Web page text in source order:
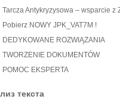
Tarcza Antykryzysowa – wsparcie z
Pobierz NOWY JPK_VAT7M !
DEDYKOWANE ROZWIĄZANIA
TWORZENIE DOKUMENTÓW
POMOC EKSPERTA
текста